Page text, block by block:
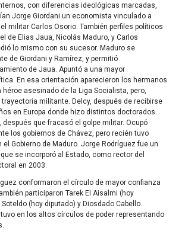
con diferencias ideológicas marcadas,
Jorge Giordani un economista vinculado a
militar Carlos Osorio. También perfiles políticos
de Elias Jaua, Nicolás Maduro, y Carlos
lo mismo con su sucesor. Maduro se
de Giordani y Ramírez, y permitió
de Jaua. Apuntó a una mayor
En esa orientación aparecieron los hermanos
héroe asesinado de la Liga Socialista, pero,
militante. Delcy, después de recibirse
en Europa donde hizo distintos doctorados.
después que fracasó el golpe militar. Ocupó
los gobiernos de Chávez, pero recién tuvo
Gobierno de Maduro. Jorge Rodríguez fue un
se incorporó al Estado, como rector del
en 2003.
conformaron el círculo de mayor confianza
participaron Tarek El Aisalmi (hoy
(hoy diputado) y Diosdado Cabello.
en los altos círculos de poder representando